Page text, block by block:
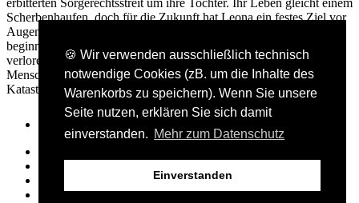
🍪 Wir verwenden ausschließlich technisch
notwendige Cookies (zB. um die Inhalte des
Warenkorbs zu speichern). Wenn Sie unsere
Seite nutzen, erklären Sie sich damit
einverstanden. Mehr zum Datenschutz
Einverstanden
erbitterten Sorgerechtsstreit um ihre Tochter. Ihr Leben gleicht einem
Scherbenhaufen, doch für die Zukunft hat Leona ein festes Ziel vor
Augen, das sie mit allen Mitteln erreichen will. Als sie schließlich
beginnt, den Attentäter, der bei seinem Anschlag beide Beine
verloren hat, zu verhören, findet Leona heraus, dass sich die
Menschen in Stockholm in tödlicher Gefahr befinden. Es gilt, eine
Katastrophe zu verhindern. Doch Leona hat andere Pläne …
Datenschutz